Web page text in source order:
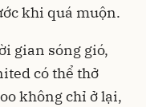
khi quá muộn.
gian sóng gió,
có thể thở
không chỉ ở lại,